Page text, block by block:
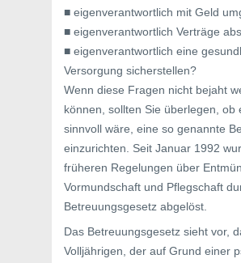
■ eigenverantwortlich mit Geld
■ eigenverantwortlich Verträge
■ eigenverantwortlich eine
Versorgung sicherstellen?
Wenn diese Fragen nicht bejaht
können, sollten Sie überlegen, ob
sinnvoll wäre, eine so genannte
einzurichten. Seit Januar 1992
früheren Regelungen über
Vormundschaft und Pflegschaft
Betreuungsgesetz abgelöst.
Das Betreuungsgesetz sieht vor,
Volljährigen, der auf Grund einer